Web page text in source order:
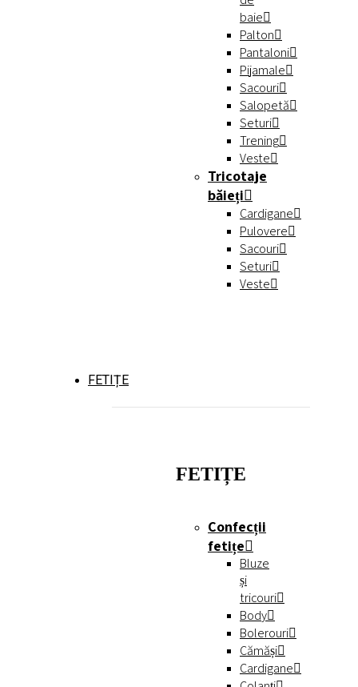
baie
Palton
Pantaloni
Pijamale
Sacouri
Salopetă
Seturi
Trening
Veste
Tricotaje
băieți
Cardigane
Pulovere
Sacouri
Seturi
Veste
FETIȚE
FETIȚE
Confecții
fetițe
Bluze
și
tricouri
Body
Bolerouri
Cămăși
Cardigane